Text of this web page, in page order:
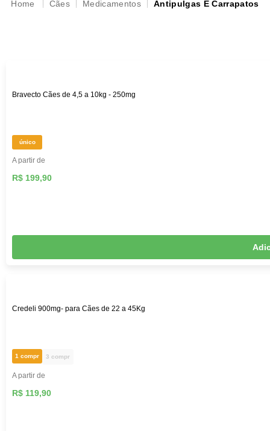
adversos.Cães Medicamentos Antipulgas E Carrapatos
Bravecto Cães de 4,5 a 10kg - 250mg
único
A partir de
R$ 199,90
Credeli 900mg- para Cães de 22 a 45Kg
1 compr 3 compr
A partir de
R$ 119,90